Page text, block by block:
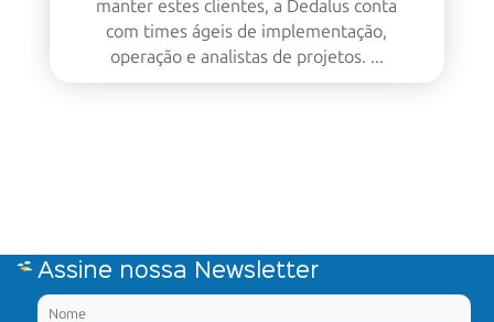
manter estes clientes, a Dedalus conta
com times ágeis de implementação,
operação e analistas de projetos. ...
Assine nossa Newsletter